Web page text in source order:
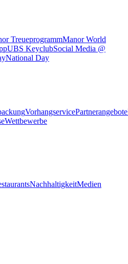
TreueprogrammManor World
UBS KeyclubSocial Media @
National Day
VorhangservicePartnerangebote
Wettbewerbe
NachhaltigkeitMedien